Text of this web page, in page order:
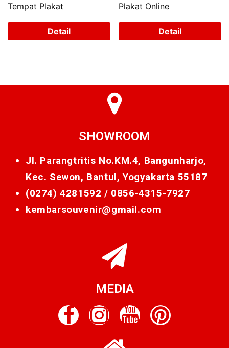
Tempat Plakat
Detail
Plakat Online
Detail
SHOWROOM
Jl. Parangtritis No.KM.4, Bangunharjo,
Kec. Sewon, Bantul, Yogyakarta 55187
(0274) 4281592 / 0856-4315-7927
kembarsouvenir@gmail.com
MEDIA